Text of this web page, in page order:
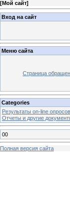
[Мой сайт]
Вход на сайт
Меню сайта
Страница
Categories
Результаты on-line опросов
Отчеты и другие
00
Полная версия сайта